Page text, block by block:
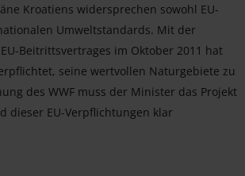
Kroatiens widersprechen sowohl EU-
Umweltstandards. Mit der
Beitrittsvertrages im Oktober 2011 hat
seine wertvollen Naturgebiete zu
des WWF muss der Minister das Projekt
dieser EU-Verpflichtungen klar